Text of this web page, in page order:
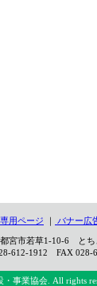
用ページ ｜ バナー広
宮市若草1-10-6 とち
612-1912 FAX 028-
事業協会. All rights